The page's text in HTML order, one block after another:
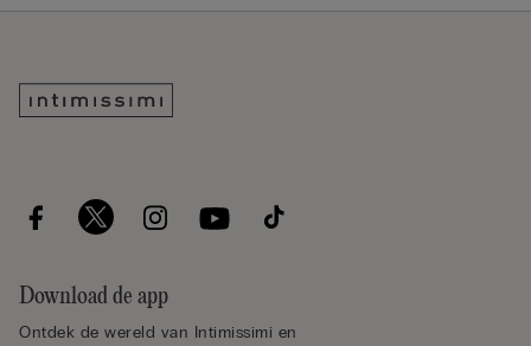
Download de app
Ontdek de wereld van Intimissimi en